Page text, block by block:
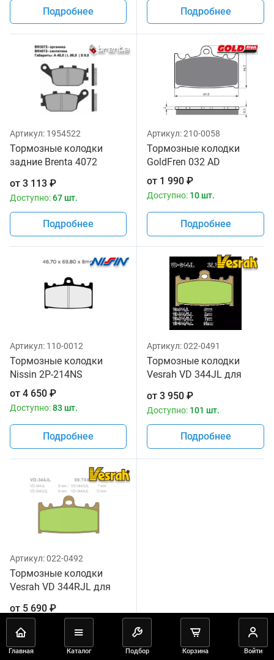
Подробнее Подробнее
Артикул: 1954522
Тормозные колодки
задние Brenta 4072
от 3 113 ₽
Доступно:67 шт.
Подробнее
Артикул:210-0058
Тормозные колодки
GoldFren 032 AD
от 1 990 ₽
Доступно: 10 шт.
Подробнее
Артикул: 110-0012
Тормозные колодки
Nissin 2P-214NS
от 4 650 ₽
Доступно:83 шт.
Подробнее
Артикул:022-0491
Тормозные колодки
Vesrah VD 344JL для
от 3 950 ₽
Доступно: 101 шт.
Подробнее
Артикул:022-0492
Тормозные колодки
Vesrah VD 344RJL для
от 5 690 ₽
Доступно: 48 шт.
Подробнее
Главная Каталог Подбор Корзина Войти